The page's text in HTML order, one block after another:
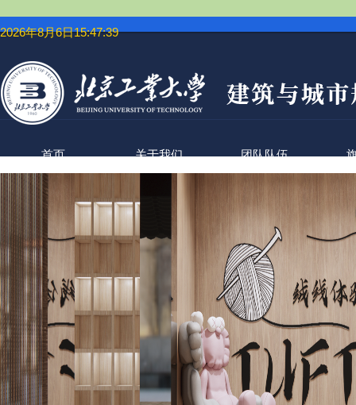
2026年8月6日15:47:40
首页 关于我们 团队队伍